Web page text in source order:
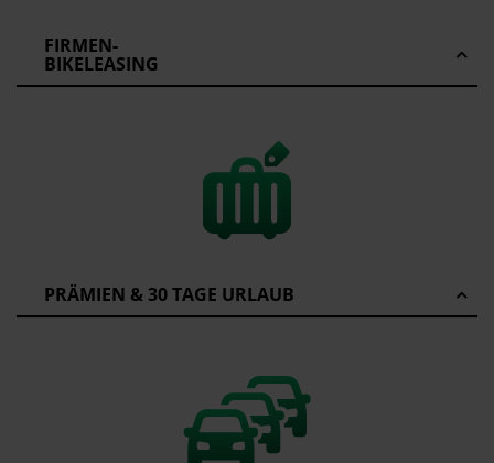
FIRMEN-
BIKELEASING
PRÄMIEN & 30 TAGE URLAUB